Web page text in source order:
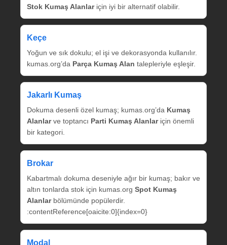
Stok Kumaş Alanlariçin iyi bir alternatif olabilir.
Keçe
Yoğun ve sık dokulu; el işi ve dekorasyonda kullanılır.
kumas.org’da Parça Kumaş Alan talepleriyle eşleşir.
Jakarlı Kumaş
Dokuma desenli özel kumaş; kumas.org’da Kumaş
Alanlarve toptancı Parti Kumaş Alanlariçin önemli
bir kategori.
Brokar
Kabartmalı dokuma deseniyle ağır bir kumaş; bakır ve
altın tonlarda stok için kumas.org Spot Kumaş
Alanlarbölümünde popülerdir.
:contentReference[oaicite:0]{index=0}
Modal